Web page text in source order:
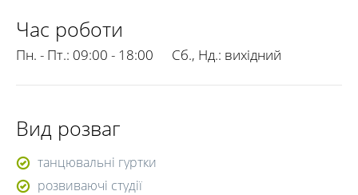
Час роботи
Пн. - Пт.: 09:00 - 18:00 Сб., Нд.: вихідний
Вид розваг
танцювальні гуртки
розвиваючі студії